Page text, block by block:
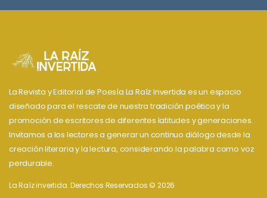
La Revista y Editorial de Poesía La Raíz Invertida es un espacio
diseñado para el rescate de nuestra tradición poética y la
promoción de escritores de diferentes latitudes y generaciones.
Invitamos a los lectores a generar un continuo diálogo desde la
creación literaria y la lectura, considerando la palabra como voz
perdurable.
La Raíz invertida. Derechos Reservados © 2026